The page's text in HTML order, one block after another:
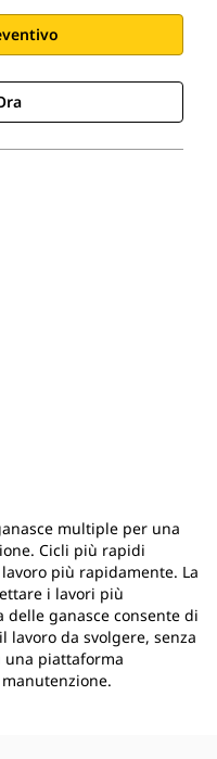
multiple per una
Cicli più rapidi
più rapidamente. La
i lavori più
ganasce consente di
da svolgere, senza
piattaforma